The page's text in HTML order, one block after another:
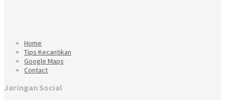
Home
Tips Kecantikan
Google Maps
Contact
Jaringan Social